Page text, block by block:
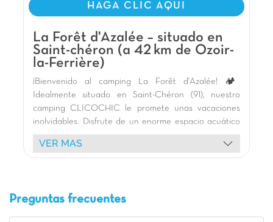
A 30 min de Disneyland
HAGA CLIC AQUI
La Forêt d'Azalée – situado en
Saint-chéron (a 42 km de Ozoir-
la-Ferrière)
¡Bienvenido al camping La Forêt d'Azalée! 🏕️
Idealmente situado en Saint-Chéron (91), nuestro
camping CLICOCHIC le promete unas vacaciones
inolvidables. Disfrute de un enorme espacio acuático
🏊 con piscinas cubiertas climatizadas y al aire libre,
toboganes 🎢, juegos acuáticos temáticos y jacuzzis
Alójese en nuestros cómodos bungalows de madera
🏡 con terraza, en un entorno verde 🌿. ¡Nuestra
VER MAS
Preguntas frecuentes